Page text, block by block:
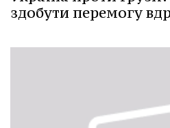
здобути перемогу